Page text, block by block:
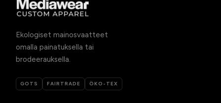
Ekologiset mainosvaatteet
omalla painatuksella tai
brodeerauksella.
GOTS FAIRTRADE ÖKO-TEX